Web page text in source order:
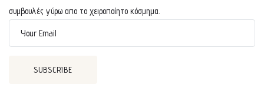
συμβουλές γύρω απο το χειροποίητο κόσμημα.
Your Email